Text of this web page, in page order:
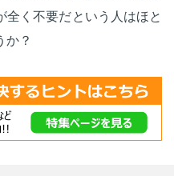
全く不要だという人はほと
か？